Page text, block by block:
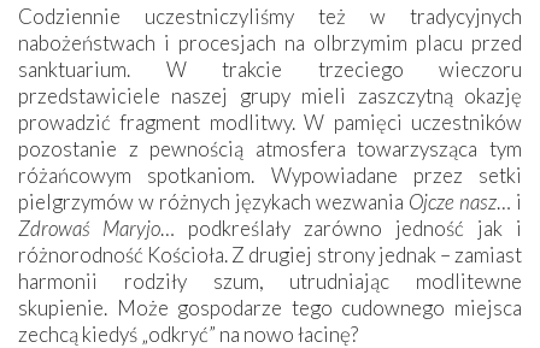
Codziennie uczestniczyliśmy też w tradycyjnych
nabożeństwach i procesjach na olbrzymim placu przed
sanktuarium. W trakcie trzeciego wieczoru
przedstawiciele naszej grupy mieli zaszczytną okazję
prowadzić fragment modlitwy. W pamięci uczestników
pozostanie z pewnością atmosfera towarzysząca tym
różańcowym spotkaniom. Wypowiadane przez setki
pielgrzymów w różnych językach wezwania Ojcze nasz… i
Zdrowaś Maryjo… podkreślały zarówno jedność jak i
różnorodność Kościoła. Z drugiej strony jednak – zamiast
harmonii rodziły szum, utrudniając modlitewne
skupienie. Może gospodarze tego cudownego miejsca
zechcą kiedyś „odkryć” na nowo łacinę?